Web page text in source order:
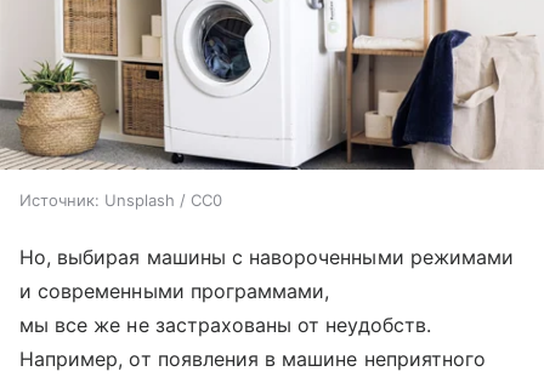
Источник: Unsplash / CC0
Но, выбирая машины с навороченными режимами
и современными программами,
мы все же не застрахованы от неудобств.
Например, от появления в машине неприятного